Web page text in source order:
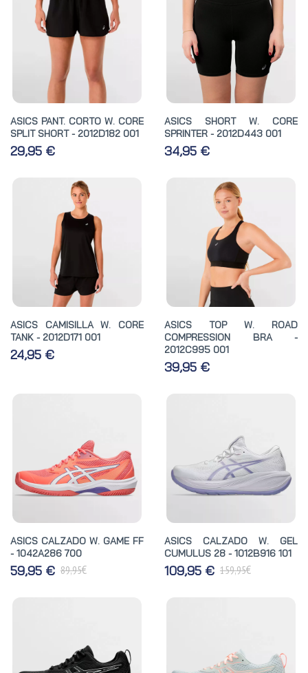
ASICS PANT. CORTO W. CORE
SPLIT SHORT - 2012D182 001
29,95 €
ASICS SHORT W. CORE
SPRINTER - 2012D443 001
34,95 €
ASICS CAMISILLA W. CORE
TANK - 2012D171 001
24,95 €
ASICS TOP W. ROAD
COMPRESSION BRA -
2012C995 001
39,95 €
ASICS CALZADO W. GAME FF
- 1042A286 700
59,95 € 89,95€
ASICS CALZADO W. GEL
CUMULUS 28 - 1012B916 101
109,95 € 159,95€